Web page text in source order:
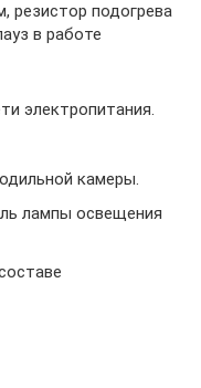
резистор подогрева
в работе
электропитания.
камеры.
лампы освещения